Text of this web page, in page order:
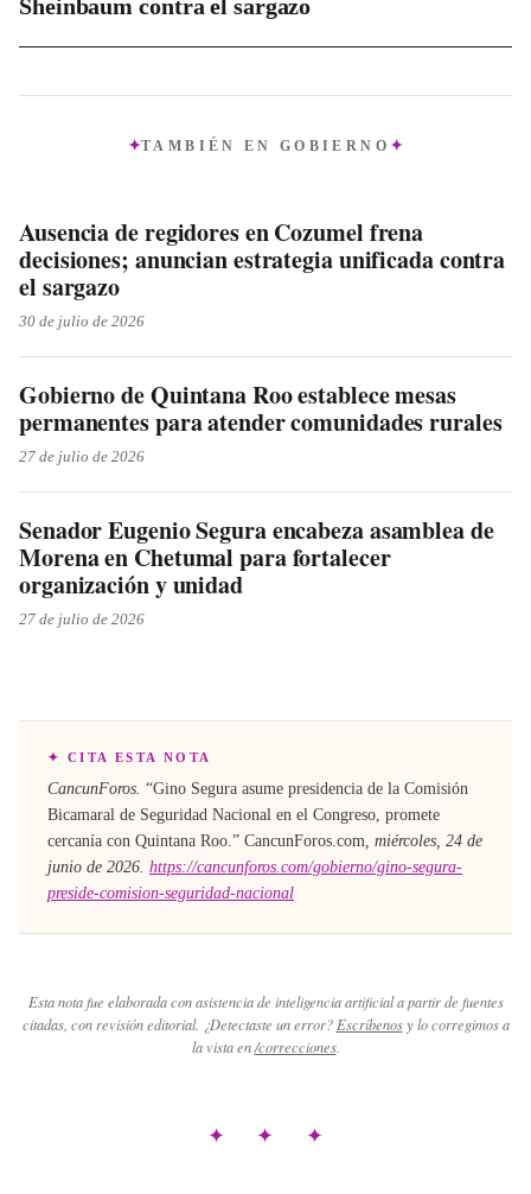
Sheinbaum contra el sargazo
TAMBIÉN ENGOBIERNO
Ausencia de regidores en Cozumel frena
decisiones; anuncian estrategia unificada contra
el sargazo
30 de julio de 2026
Gobierno de Quintana Roo establece mesas
permanentes para atender comunidades rurales
27 de julio de 2026
Senador Eugenio Segura encabeza asamblea de
Morena en Chetumal para fortalecer
organización y unidad
27 de julio de 2026
✦ CITA ESTA NOTA
CancunForos. “Gino Segura asume presidencia de la Comisión
Bicamaral de Seguridad Nacional en el Congreso, promete
cercanía con Quintana Roo.” CancunForos.com, miércoles, 24 de
junio de 2026. https://cancunforos.com/gobierno/gino-segura-
preside-comision-seguridad-nacional
Esta nota fue elaborada con asistencia de inteligencia artificial a partir de fuentes
citadas, con revisión editorial. ¿Detectaste un error? Escríbenos y lo corregimos a
la vista en /correcciones.
✦ ✦ ✦